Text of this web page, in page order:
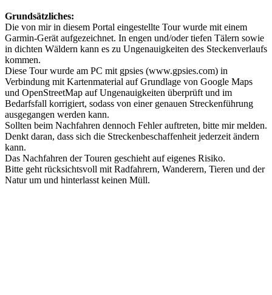
Grundsätzliches:
Die von mir in diesem Portal eingestellte Tour wurde mit einem
Garmin-Gerät aufgezeichnet. In engen und/oder tiefen Tälern sowie
in dichten Wäldern kann es zu Ungenauigkeiten des Steckenverlaufs
kommen.
Diese Tour wurde am PC mit gpsies (www.gpsies.com) in
Verbindung mit Kartenmaterial auf Grundlage von Google Maps
und OpenStreetMap auf Ungenauigkeiten überprüft und im
Bedarfsfall korrigiert, sodass von einer genauen Streckenführung
ausgegangen werden kann.
Sollten beim Nachfahren dennoch Fehler auftreten, bitte mir melden.
Denkt daran, dass sich die Streckenbeschaffenheit jederzeit ändern
kann.
Das Nachfahren der Touren geschieht auf eigenes Risiko.
Bitte geht rücksichtsvoll mit Radfahrern, Wanderern, Tieren und der
Natur um und hinterlasst keinen Müll.